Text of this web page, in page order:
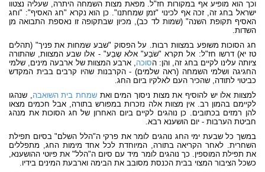
וכך הוא מופיע אף במקורות חז"ל. מפאת מצות השמחה היתרה, שעליה נצטוו
ישראל בחג זה, זכה אף לכינוי "זמן שמחתנו". כן הוא נקרא "חג האסיף": "וחג
האסיף תקופת השנה" (שמות לד כב), מכיון שבתקופה זו נאספת התבואה מן
השדות.
חג הסוכות משופע במצוות רבות. על הפסוק "שבע שמחות את פניך" (תהלים
טז יא) דרשו חז"ל: אל תקרא "שֹבַע" אלא שֶבַע" - אלו שבע המצוות, שהתורה
ציותה עלינו לקיים בחג זה, והן: הסוכה , ארבע המצוות של ארבעה מינים, שלמי
החגיגה ושלמי השמחה (ראה שלמים) - הקרבנות שהיו קרבים בבית המקדש
כביטוי לתודה, שהכיר העם לאלקיו ביום החג.
למצוות אלו יש להוסיף את מצות ניסוך המים ואת שמחת בית השואבה , שנהגו
לקיימם בהמון רב. אין מצוות אלה נזכרות במפורש בתורה, אבל חכמים מצאו
להן רמזים בכתובים. כן נוהגים לקיים ביום האחרון של חג הסוכות את מנהג
חביטת הערבות - יום הושענא רבא.
במשך כל שבעת ימי החג נוהגים לומר את פרקי ה"הלל השלם" בסיום תפילת
השחרית. לאחר הקריאה בתורה, המיוחדת לכל אחד מימות החג, מתפללים
את תפילת המוספין. כך נוהגים לומר מיד עם סיום ה"הלל" את פיוטי ההושענא,
כשכל הציבור המצוי בבית הכנסת מסובב את הבימה וארבעת המינים בידיו.